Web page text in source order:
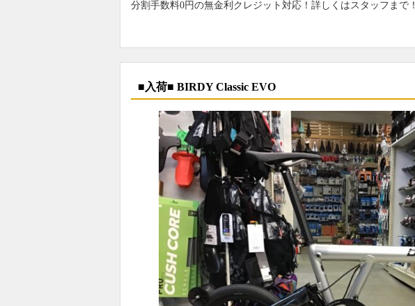
分割手数料0円の無金利クレジット対応！詳しくはスタッフまで！
■入荷■ BIRDY Classic EVO